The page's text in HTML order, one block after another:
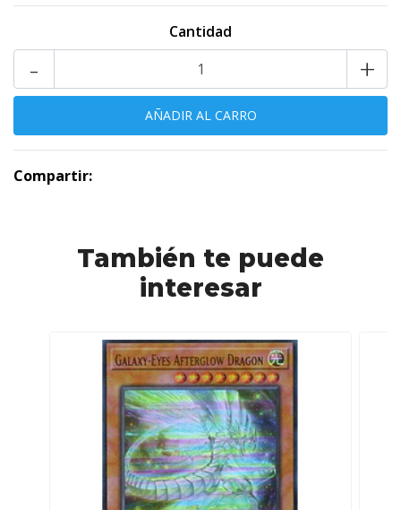
Cantidad
+
-
Compartir:
También te puede
interesar